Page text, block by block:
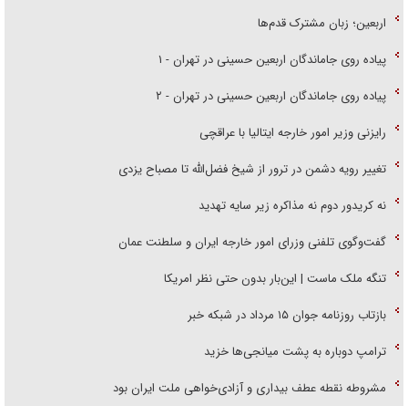
اربعین؛ زبان مشترک قدم‌ها
پیاده روی جاماندگان اربعین حسینی در تهران - ۱
پیاده روی جاماندگان اربعین حسینی در تهران - ۲
رایزنی وزیر امور خارجه ایتالیا با عراقچی
تغییر رویه دشمن در ترور از شیخ فضل‌الله تا مصباح یزدی
نه کریدور دوم نه مذاکره زیر سایه تهدید
گفت‌وگوی تلفنی وزرای امور خارجه ایران و سلطنت عمان
تنگه ملک ماست | این‌بار بدون حتی نظر امریکا
بازتاب روزنامه جوان ۱۵ مرداد در شبکه خبر
ترامپ دوباره به پشت میانجی‌ها خزید
مشروطه نقطه عطف بیداری و آزادی‌خواهی ملت ایران بود